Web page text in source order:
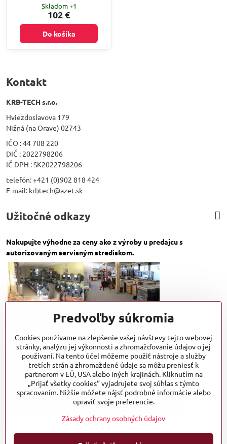
Skladom +1
102 €
Do košíka
Kontakt
KRB-TECH s.r.o.
Hviezdoslavova 179
Nižná (na Orave) 02743
IČO : 44 708 220
DIČ : 2022798206
IČ DPH : SK2022798206
telefón: +421 (0)902 818 424
E-mail: krbtech@azet.sk
Užitočné odkazy
Nakupujte výhodne za ceny ako z výroby u predajcu s
autorizovaným servisným strediskom.
Predvoľby súkromia
Cookies používame na zlepšenie vašej návštevy tejto webovej
stránky, analýzu jej výkonnosti a zhromažďovanie údajov o jej
používaní. Na tento účel môžeme použiť nástroje a služby
tretích strán a zhromaždené údaje sa môžu preniesť k
partnerom v EÚ, USA alebo iných krajinách. Kliknutím na
„Prijať všetky cookies“ vyjadrujete svoj súhlas s týmto
spracovaním. Nižšie môžete nájsť podrobné informácie alebo
upraviť svoje preferencie.
Zásady ochrany osobných údajov